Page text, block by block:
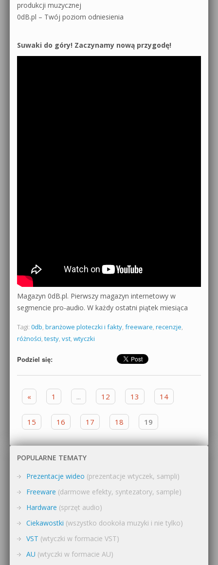
produkcji muzycznej
0dB.pl – Twój poziom odniesienia
Suwaki do góry! Zaczynamy nową przygodę!
Magazyn 0dB.pl. Pierwszy magazyn internetowy w
segmencie pro-audio. W każdy ostatni piątek miesiąca
Tagi: 0db, branżowe ploteczki i fakty, freeware, recenzje,
różności, testy, vst, wtyczki
Podziel się:
Zobacz wpisy
« 1 ... 12 13 14
15 16 17 18 19
POPULARNE TEMATY
Prezentacje wideo (prezentacje wtyczek, sampli)
Freeware (darmowe efekty, syntezatory, sample)
Hardware (sprzęt audio)
Ciekawostki (wszystko dookoła muzyki i nie tylko)
VST (wtyczki w formacie VST)
AU (wtyczki w formacie AU)